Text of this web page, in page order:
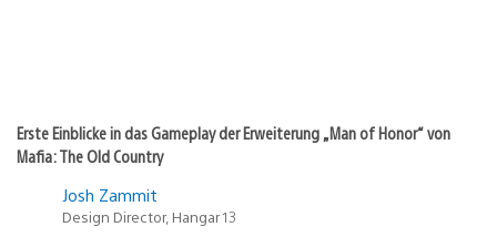
Erste Einblicke in das Gameplay der Erweiterung „Man of Honor“ von
Mafia: The Old Country
Josh Zammit
Design Director, Hangar 13